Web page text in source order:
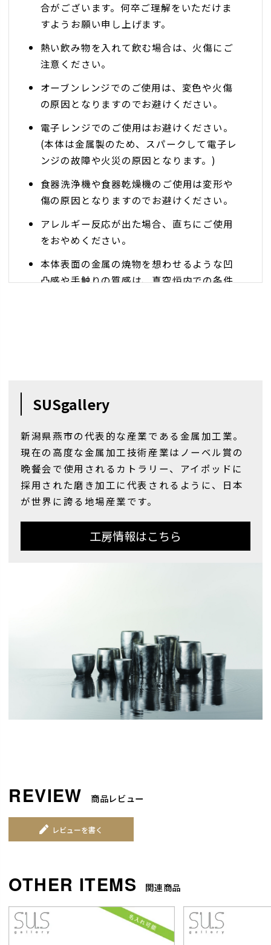
合がございます。何卒ご理解をいただけま
すようお願い申し上げます。
熱い飲み物を入れて飲む場合は、火傷にご
注意ください。
オーブンレンジでのご使用は、変色や火傷
の原因となりますのでお避けください。
電子レンジでのご使用はお避けください。
(本体は金属製のため、スパークして電子レ
ンジの故障や火災の原因となります。)
食器洗浄機や食器乾燥機のご使用は変形や
傷の原因となりますのでお避けください。
アレルギー反応が出た場合、直ちにご使用
をおやめください。
本体表面の金属の焼物を想わせるような凹
凸感や手触りの質感は、真空炉内での条件
多い為、冷たいお飲み物を飲み口までいれ
体が液体に変化し、飲み口から 5~15mm の
部分で結露が起こる場合があります。
SUSgallery
新潟県燕市の代表的な産業である金属加工業。
現在の高度な金属加工技術産業はノーベル賞の
晩餐会で使用されるカトラリー、アイポッドに
採用された磨き加工に代表されるように、日本
が世界に誇る地場産業です。
工房情報はこちら
商品レビュー
レビューを書く
関連商品